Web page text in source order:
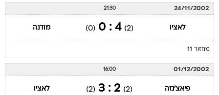
24/11/2002
21:30
לאציו (2)
4 : 0
(0) מודנה
מחזור 11
01/12/2002
16:00
פיאצ'נזה (2)
2 : 3
(2) לאציו